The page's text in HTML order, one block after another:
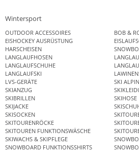
Wintersport
OUTDOOR ACCESSOIRES
BOB &
EISHOCKEY AUSRÜSTUNG
HARSCHEISEN
LANGLAUFHOSEN
LANGLAUFSCHUHE
LANGLAUFSKI
LVS-GERÄTE
SKI ALPIN
SKIANZUG
SKIBRILLEN
SKIHOSE
SKIJACKE
SKISOCKEN
SKITOURENRÖCKE
SKITOUREN FUNKTIONSWÄSCHE
SKIWACHS & SKIPFLEGE
SNOWBOARD FUNKTIONSSHIRTS